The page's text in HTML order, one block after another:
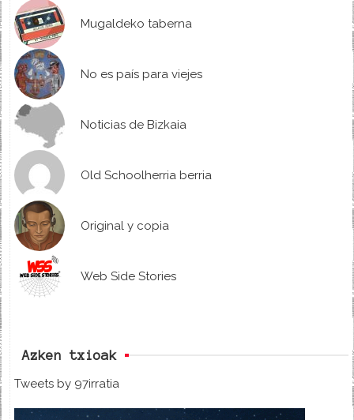
Mugaldeko taberna
No es país para viejes
Noticias de Bizkaia
Old Schoolherria berria
Original y copia
Web Side Stories
Azken txioak
Tweets by 97irratia